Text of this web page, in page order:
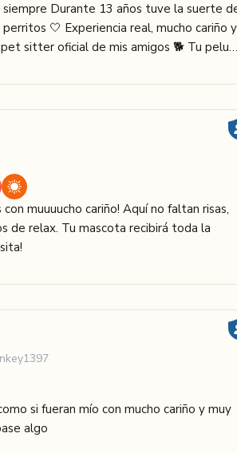
Durante 13 años tuve la suerte
🤍 Experiencia real, mucho cariño y
sitter oficial de mis amigos 🐕 Tu
muuuucho cariño! Aquí no faltan risas,
de relax. Tu mascota recibirá toda la
algo